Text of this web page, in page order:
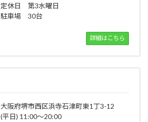
定休日 第3水曜日
駐車場 30台
詳細はこちら
大阪府堺市西区浜寺石津町東1丁3-12
(平日) 11:00～20:00